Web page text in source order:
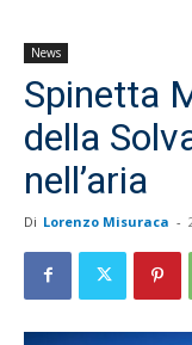
News
Spinetta
della
nell’aria
Di Lorenzo Misuraca -